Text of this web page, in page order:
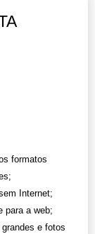
formatos
Internet;
para a web;
e fotos